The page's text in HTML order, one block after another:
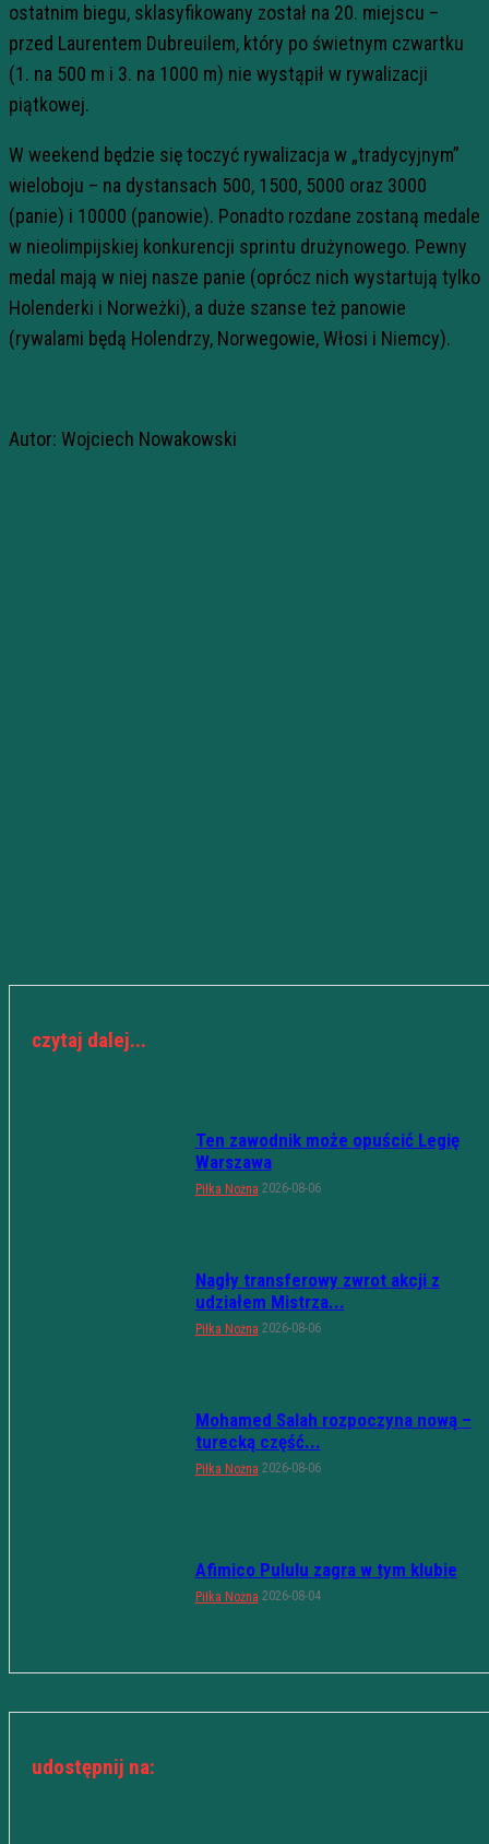
ostatnim biegu, sklasyfikowany został na 20. miejscu –
przed Laurentem Dubreuilem, który po świetnym czwartku
(1. na 500 m i 3. na 1000 m) nie wystąpił w rywalizacji
piątkowej.
W weekend będzie się toczyć rywalizacja w „tradycyjnym”
wieloboju – na dystansach 500, 1500, 5000 oraz 3000
(panie) i 10000 (panowie). Ponadto rozdane zostaną medale
w nieolimpijskiej konkurencji sprintu drużynowego. Pewny
medal mają w niej nasze panie (oprócz nich wystartują tylko
Holenderki i Norweżki), a duże szanse też panowie
(rywalami będą Holendrzy, Norwegowie, Włosi i Niemcy).
Autor: Wojciech Nowakowski
czytaj dalej...
Ten zawodnik może opuścić Legię
Warszawa
Piłka Nożna 2026-08-06
Nagły transferowy zwrot akcji z
udziałem Mistrza...
Piłka Nożna 2026-08-06
Mohamed Salah rozpoczyna nową –
turecką część...
Piłka Nożna 2026-08-06
Afimico Pululu zagra w tym klubie
Piłka Nożna 2026-08-04
udostępnij na: